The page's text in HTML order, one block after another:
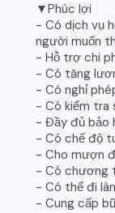
▼Phúc lợi
- Có dịch vụ
người muốn
- Hỗ trợ chi
- Có tăng
- Có nghỉ
- Có kiểm tra
- Đầy đủ bảo
- Có chế độ
- Cho mượn
- Có chương
- Có thể đi
- Cung cấp